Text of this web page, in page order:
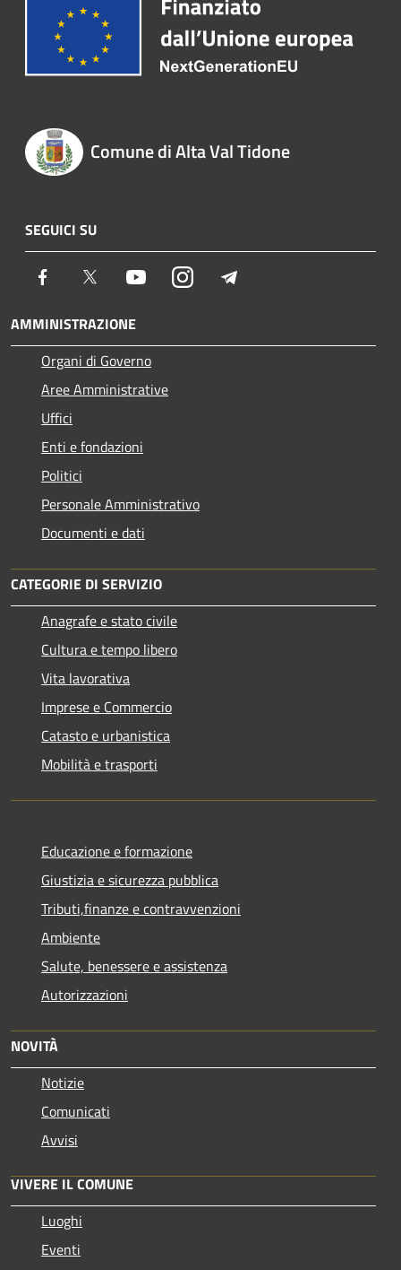
Comune di Alta Val Tidone
SEGUICI SU
Facebook Twitter YoutubeInstagram
AMMINISTRAZIONE
Organi di Governo
Aree Amministrative
Uffici
Enti e fondazioni
Politici
Personale Amministrativo
Documenti e dati
CATEGORIE DI SERVIZIO
Anagrafe e stato civile
Cultura e tempo libero
Vita lavorativa
Imprese e Commercio
Catasto e urbanistica
Mobilità e trasporti
Educazione e formazione
Giustizia e sicurezza pubblica
Tributi,finanze e contravvenzioni
Ambiente
Salute, benessere e assistenza
Autorizzazioni
NOVITÀ
Notizie
Comunicati
Avvisi
VIVERE IL COMUNE
Luoghi
Eventi